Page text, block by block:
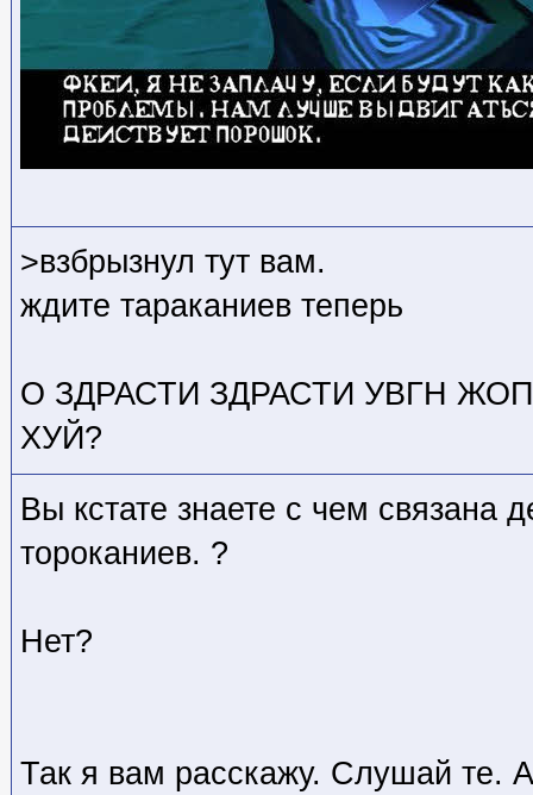
>взбрызнул тут вам.
ждите тараканиев теперь
О ЗДРАСТИ ЗДРАСТИ УВГН
ХУЙ?
Вы кстате знаете с чем связана
тороканиев. ?
Нет?
Так я вам расскажу. Слушай те.